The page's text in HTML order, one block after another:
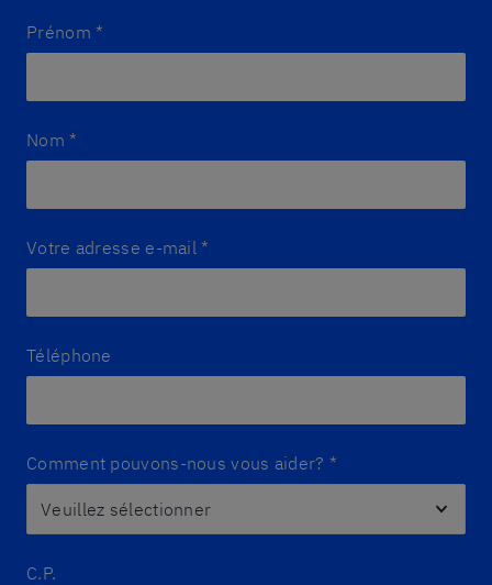
Prénom *
Nom *
Votre adresse e-mail *
Téléphone
Comment pouvons-nous vous aider? *
C.P.